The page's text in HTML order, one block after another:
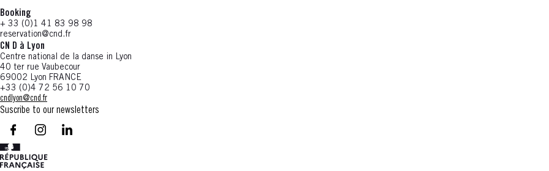
Booking
+ 33 (0)1 41 83 98 98
reservation@cnd.fr
CN D à Lyon
Centre national de la danse in Lyon
40 ter rue Vaubecour
69002 Lyon FRANCE
+33 (0)4 72 56 10 70
cndlyon@cnd.fr
Suscribe to our newsletters
facebook - CN D - Nouvelle fenêtre
instagram - CN D - Nouvelle fenêtre
LinkedIn - CN D - Nouvelle fenêtre